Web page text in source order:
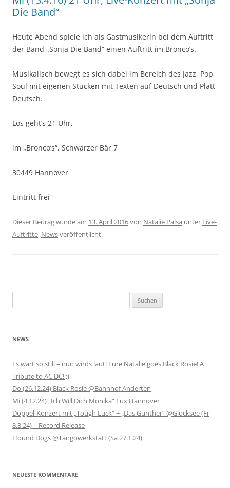
Die Band“
Heute Abend spiele ich als Gastmusikerin bei dem Auftritt
der Band „Sonja Die Band“ einen Auftritt im Bronco’s.
Musikalisch bewegt es sich dabei im Bereich des Jazz, Pop,
Soul mit eigenen Stücken mit Texten auf Deutsch und Platt-
Deutsch.
Los geht’s 21 Uhr,
im „Bronco’s“, Schwarzer Bär 7
30449 Hannover
Eintritt frei
Dieser Beitrag wurde am 13. April 2016von Natalie Palsa unter Live-
Auftritte, Newsveröffentlicht.
nach:
NEWS
Es wart so still – nun wirds laut! Eure Natalie goes Black Rosie! A
Tribute to AC DC! ;)
Do (26.12.24) Black Rosie @Bahnhof Anderten
Mi (4.12.24) „Ich Will Dich Monika“ Lux Hannover
Doppel-Konzert mit „Tough Luck“ + „Das Günther“ @Glocksee (Fr
8.3.24) – Record Release
Hound Dogs @Tangowerkstatt (Sa 27.1.24)
NEUESTE KOMMENTARE